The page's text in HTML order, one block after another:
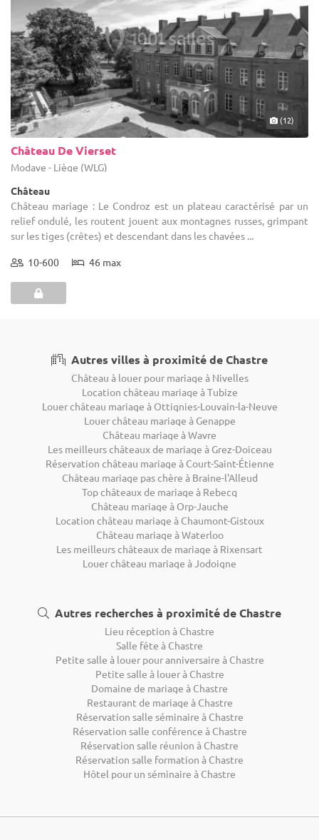
(12)
Château De Vierset
Modave - Liège (WLG)
Château
Château mariage : Le Condroz est un plateau caractérisé par un
relief ondulé, les routent jouent aux montagnes russes, grimpant
sur les tiges (crêtes) et descendant dans les chavées ...
10-600 46 max
Autres villes à proximité de Chastre
Château à louer pour mariage à Nivelles
Location château mariage à Tubize
Louer château mariage à Ottignies-Louvain-la-Neuve
Louer château mariage à Genappe
Château mariage à Wavre
Les meilleurs châteaux de mariage à Grez-Doiceau
Réservation château mariage à Court-Saint-Étienne
Château mariage pas chère à Braine-l'Alleud
Top châteaux de mariage à Rebecq
Château mariage à Orp-Jauche
Location château mariage à Chaumont-Gistoux
Château mariage à Waterloo
Les meilleurs châteaux de mariage à Rixensart
Louer château mariage à Jodoigne
Autres recherches à proximité de Chastre
Lieu réception à Chastre
Salle fête à Chastre
Petite salle à louer pour anniversaire à Chastre
Petite salle à louer à Chastre
Domaine de mariage à Chastre
Restaurant de mariage à Chastre
Réservation salle séminaire à Chastre
Réservation salle conférence à Chastre
Réservation salle réunion à Chastre
Réservation salle formation à Chastre
Hôtel pour un séminaire à Chastre